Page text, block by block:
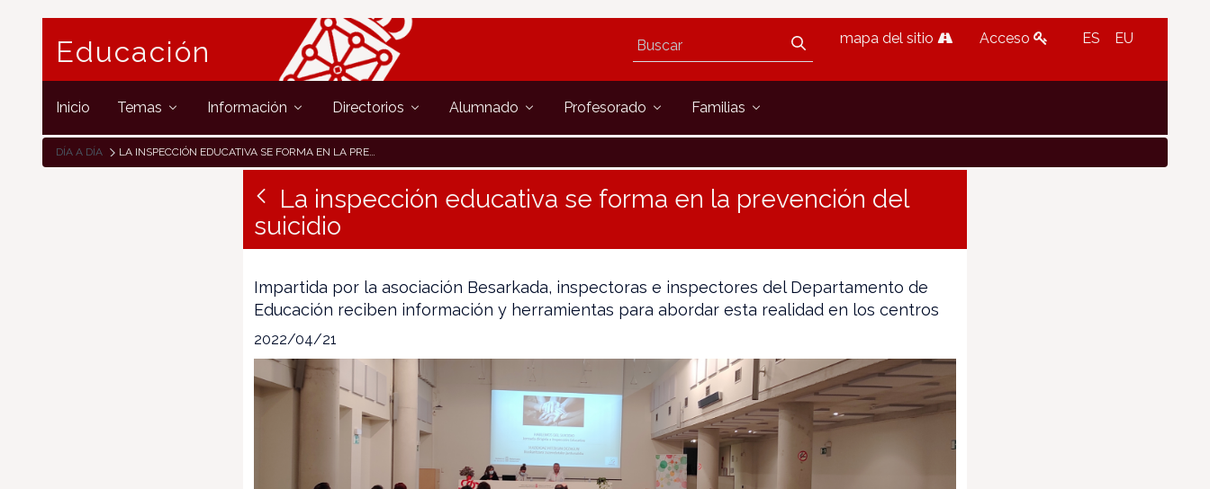
Educación mapa del sitio Acceso ES EU
Inicio Temas Información Directorios Alumnado Profesorado Familias
DÍA A DÍA LA INSPECCIÓN EDUCATIVA SE FORMA EN LA PREVENCIÓN DEL SUICIDIO
La inspección educativa se forma en la prevención del
suicidio
Impartida por la asociación Besarkada, inspectoras e inspectores del Departamento de
Educación reciben información y herramientas para abordar esta realidad en los centros
2022/04/21